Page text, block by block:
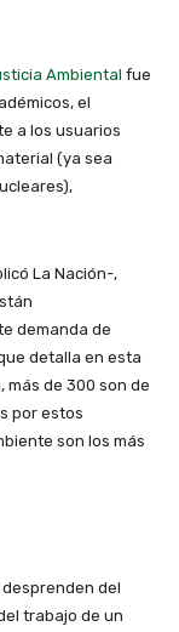
Ambiental fue
el
a los usuarios
(ya sea
La Nación-,
demanda de
detalla en esta
de 300 son de
por estos
son los más
del
trabajo de un